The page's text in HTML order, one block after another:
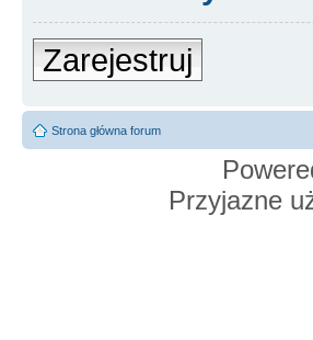
Zarejestruj
Strona główna forum
Przyjazne